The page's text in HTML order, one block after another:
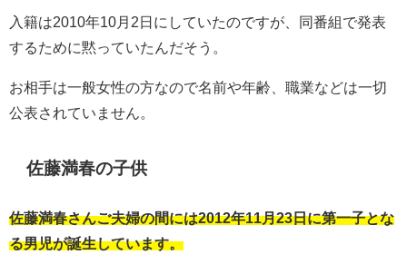
入籍は2010年10月2日にしていたのですが、同番組で発表
するために黙っていたんだそう。
お相手は一般女性の方なので名前や年齢、職業などは一切
公表されていません。
佐藤満春の子供
佐藤満春さんご夫婦の間には2012年11月23日に第一子とな
る男児が誕生しています。